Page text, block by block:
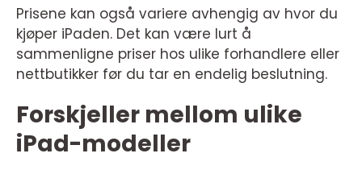
Prisene kan også variere avhengig av hvor du
kjøper iPaden. Det kan være lurt å
sammenligne priser hos ulike forhandlere eller
nettbutikker før du tar en endelig beslutning.
Forskjeller mellom ulike
iPad-modeller